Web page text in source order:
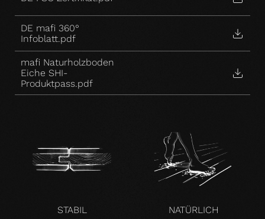
DE mafi 360°
Infoblatt.pdf
mafi Naturholzboden
Eiche SHI-
Produktpass.pdf
STABIL NATÜRLICH